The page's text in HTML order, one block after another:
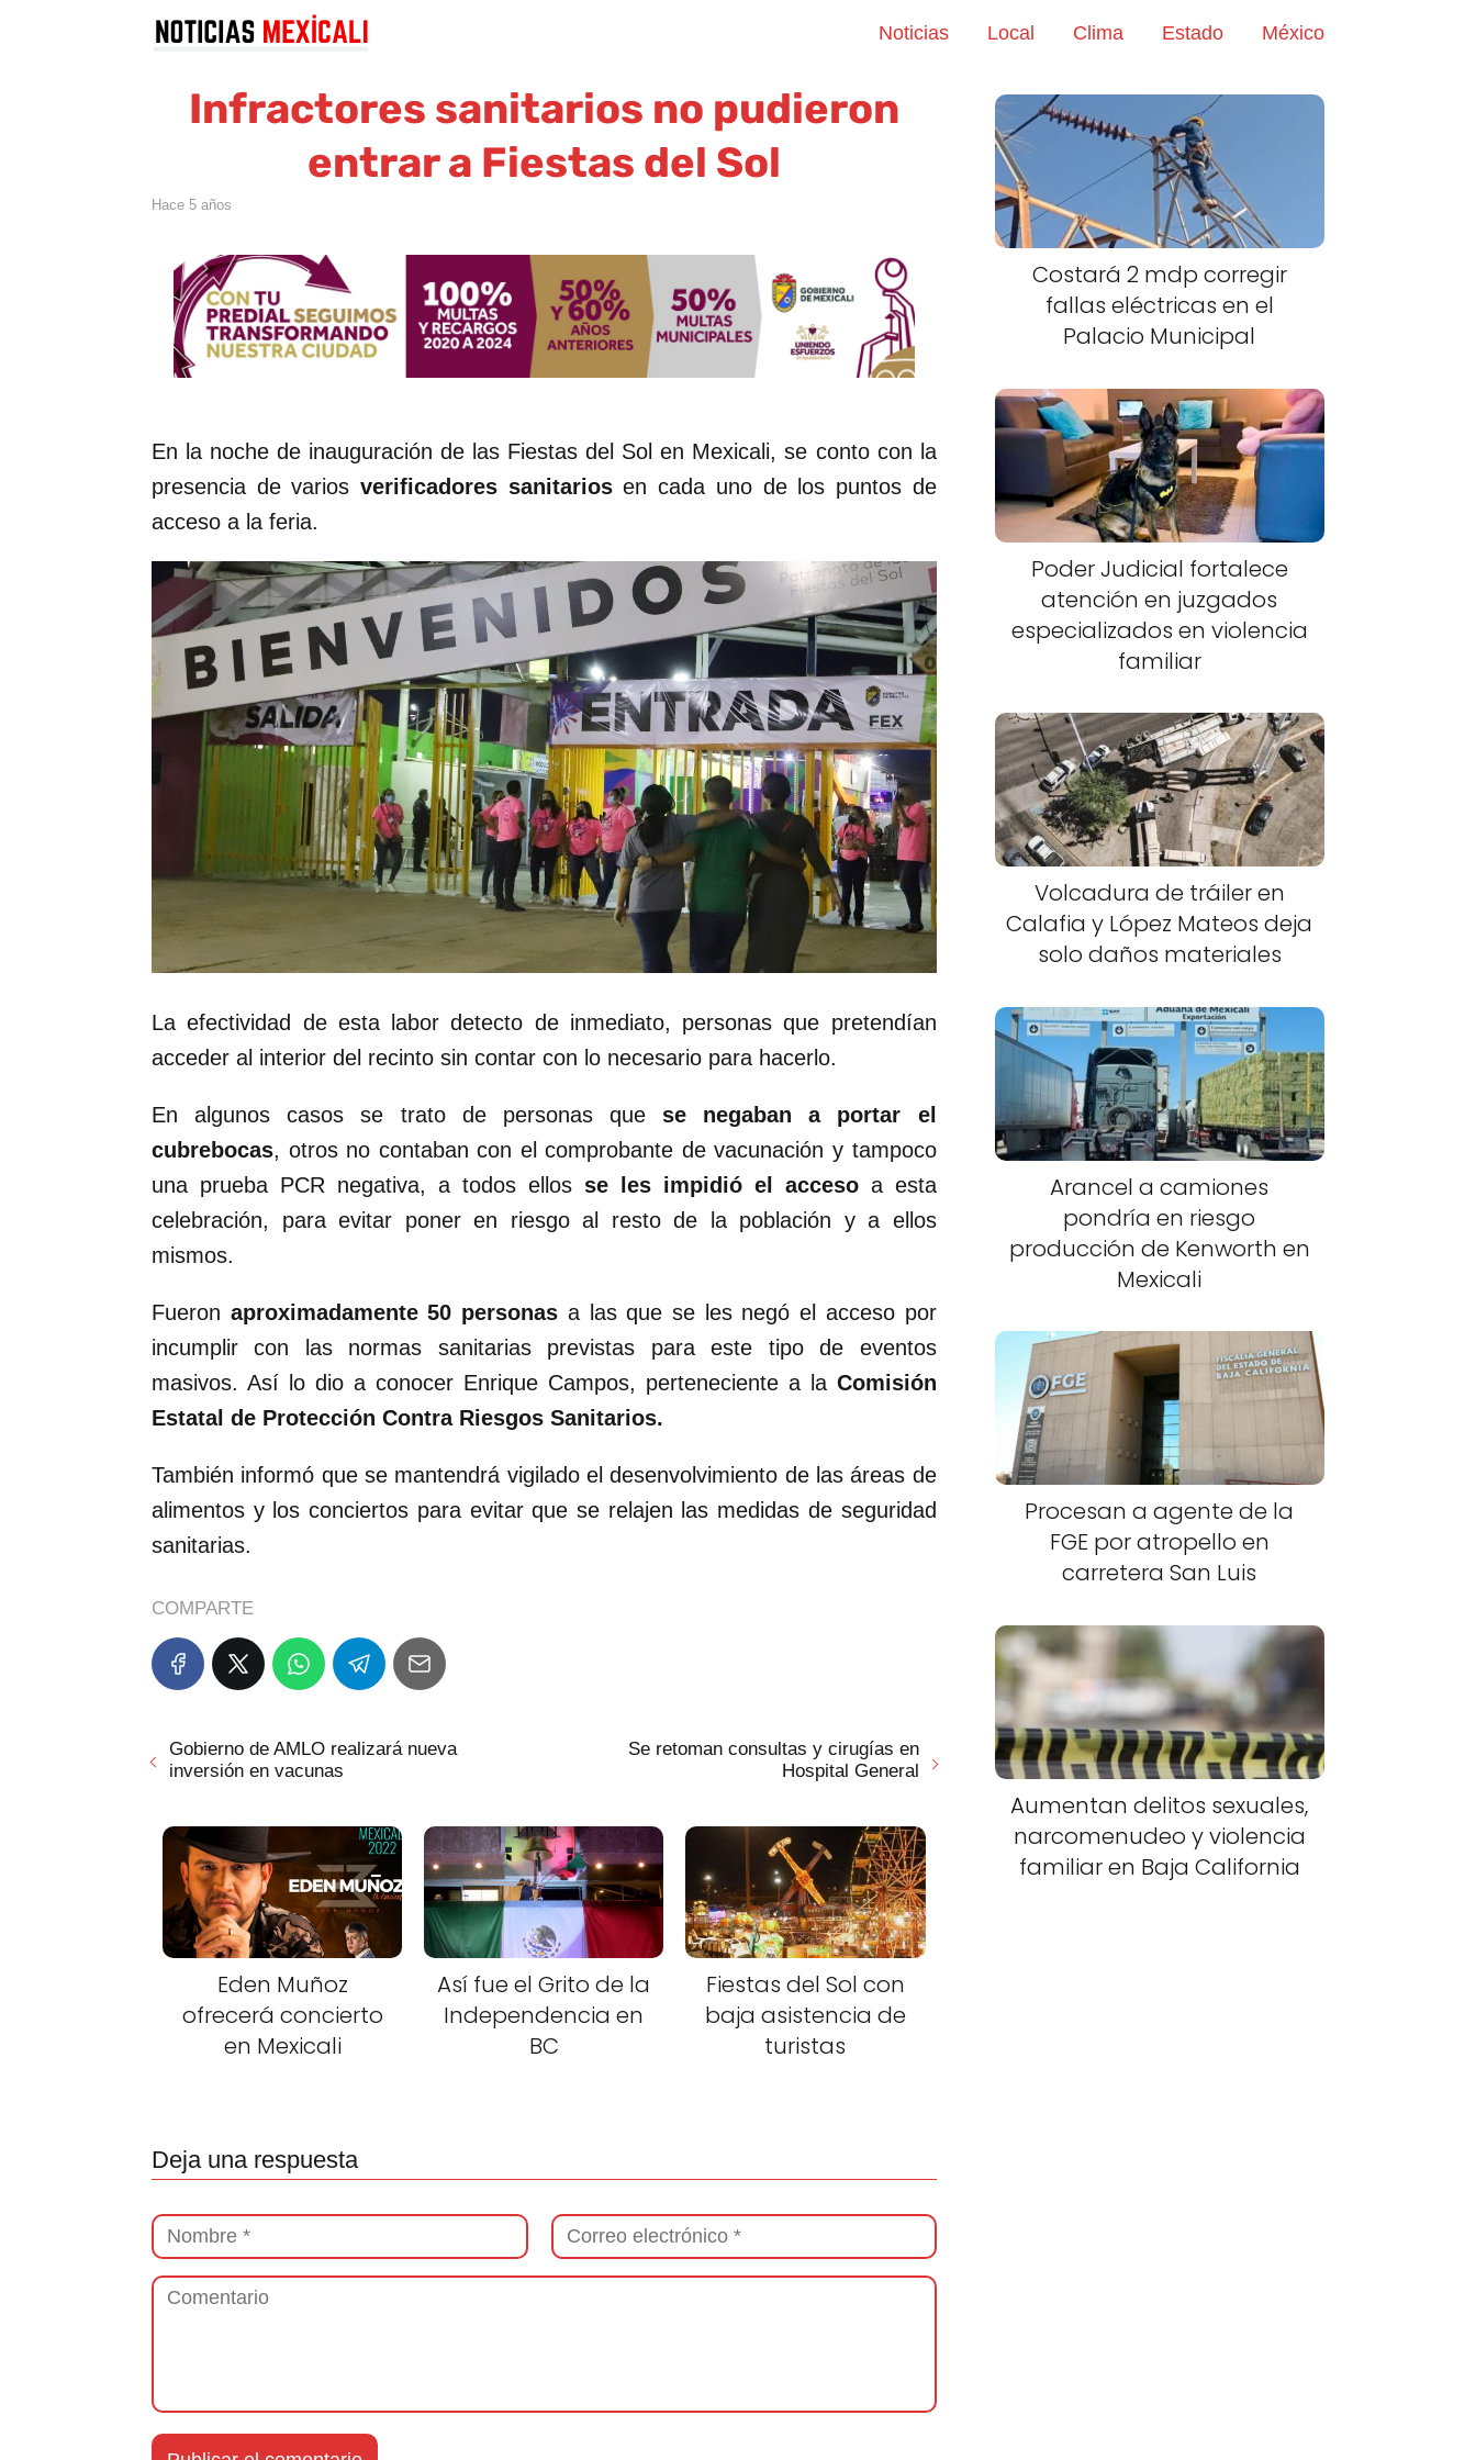
Noticias Local Clima Estado México
Infractores sanitarios no pudieron
entrar a Fiestas del Sol
hace 5 años
En la noche de inauguración de las Fiestas del Sol en Mexicali, se conto con la
presencia de variosverificadores sanitariosen cada uno de los puntos de
acceso a la feria.
La efectividad de esta labor detecto de inmediato, personas que pretendían
acceder al interior del recinto sin contar con lo necesario para hacerlo.
En algunos casos se trato de personas que se negaban a portar el
cubrebocas, otros no contaban con el comprobante de vacunación y tampoco
una prueba PCR negativa, a todos ellos se les impidió el accesoa esta
celebración, para evitar poner en riesgo al resto de la población y a ellos
mismos.
Fueron aproximadamente 50 personas a las que se les negó el acceso por
incumplir con las normas sanitarias previstas para este tipo de eventos
masivos. Así lo dio a conocer Enrique Campos, perteneciente a la Comisión
Estatal de Protección Contra Riesgos Sanitarios.
También informó que se mantendrá vigilado el desenvolvimiento de las áreas de
alimentos y los conciertos para evitar que se relajen las medidas de seguridad
sanitarias.
COMPARTE
Gobierno de AMLO realizará nueva
inversión en vacunas
Se retoman consultas y cirugías en
Hospital General
Eden Muñoz
ofrecerá concierto
en Mexicali
Así fue el Grito de la
Independencia en
BC
Fiestas del Sol con
baja asistencia de
turistas
Deja una respuesta
Costará 2 mdp corregir
fallas eléctricas en el
Palacio Municipal
Poder Judicial fortalece
atención en juzgados
especializados en violencia
familiar
Volcadura de tráiler en
Calafia y López Mateos deja
solo daños materiales
Arancel a camiones
pondría en riesgo
producción de Kenworth en
Mexicali
Procesan a agente de la
FGE por atropello en
carretera San Luis
Aumentan delitos sexuales,
narcomenudeo y violencia
familiar en Baja California